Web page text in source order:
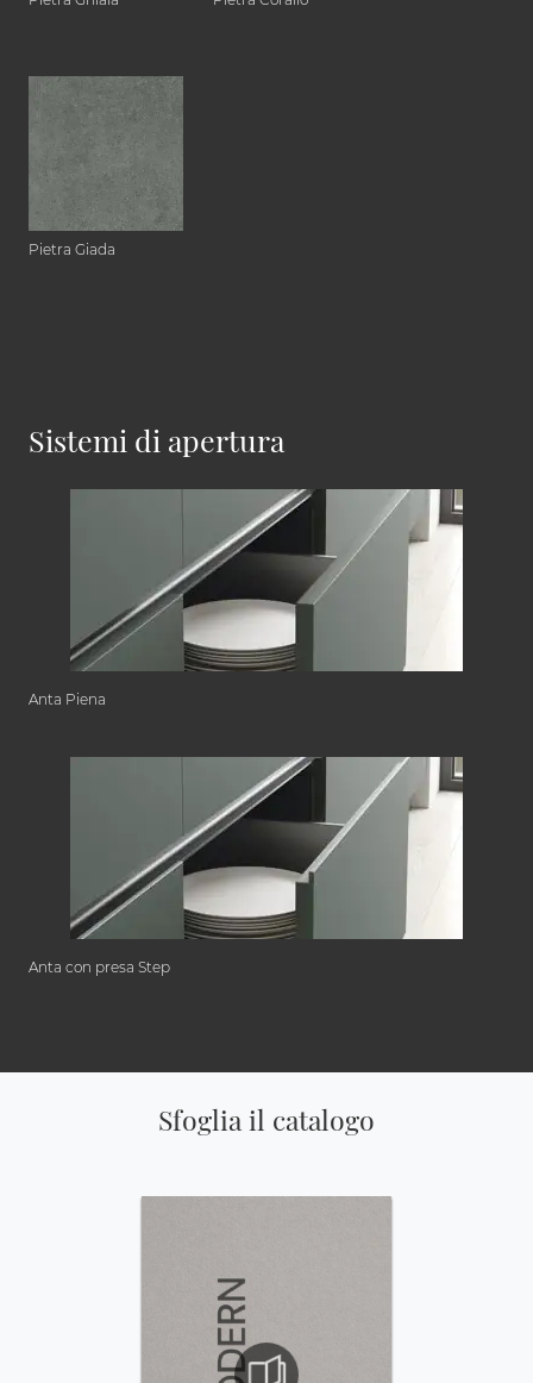
Pietra Giada
Sistemi di apertura
Anta Piena
Anta con presa Step
Sfoglia il catalogo